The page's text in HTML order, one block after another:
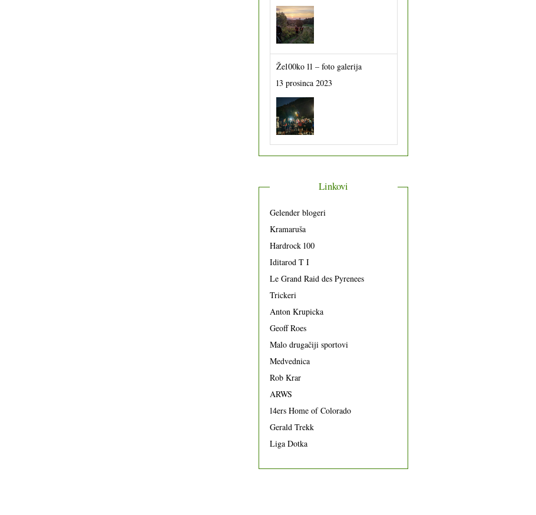
Že100ko 11 – foto galerija
13 prosinca 2023
Linkovi
Gelender blogeri
Kramaruša
Hardrock 100
Iditarod T I
Le Grand Raid des Pyrenees
Trickeri
Anton Krupicka
Geoff Roes
Malo drugačiji sportovi
Medvednica
Rob Krar
ARWS
14ers Home of Colorado
Gerald Trekk
Liga Dotka